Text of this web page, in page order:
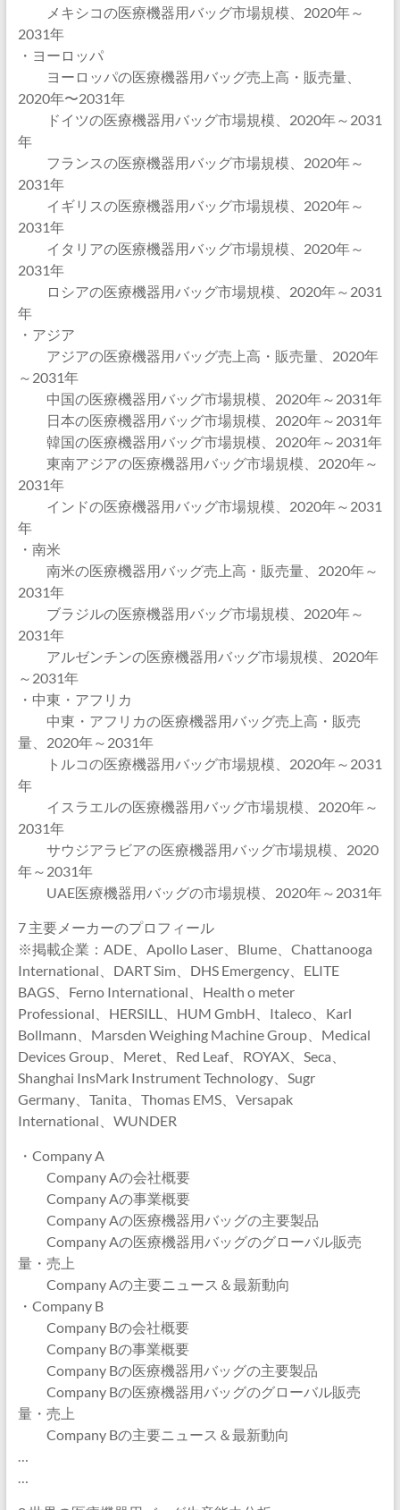
メキシコの医療機器用バッグ市場規模、2020年～
2031年
・ヨーロッパ
ヨーロッパの医療機器用バッグ売上高・販売量、
2020年〜2031年
ドイツの医療機器用バッグ市場規模、2020年～2031
年
フランスの医療機器用バッグ市場規模、2020年～
2031年
イギリスの医療機器用バッグ市場規模、2020年～
2031年
イタリアの医療機器用バッグ市場規模、2020年～
2031年
ロシアの医療機器用バッグ市場規模、2020年～2031
年
・アジア
アジアの医療機器用バッグ売上高・販売量、2020年
～2031年
中国の医療機器用バッグ市場規模、2020年～2031年
日本の医療機器用バッグ市場規模、2020年～2031年
韓国の医療機器用バッグ市場規模、2020年～2031年
東南アジアの医療機器用バッグ市場規模、2020年～
2031年
インドの医療機器用バッグ市場規模、2020年～2031
年
・南米
南米の医療機器用バッグ売上高・販売量、2020年～
2031年
ブラジルの医療機器用バッグ市場規模、2020年～
2031年
アルゼンチンの医療機器用バッグ市場規模、2020年
～2031年
・中東・アフリカ
中東・アフリカの医療機器用バッグ売上高・販売
量、2020年～2031年
トルコの医療機器用バッグ市場規模、2020年～2031
年
イスラエルの医療機器用バッグ市場規模、2020年～
2031年
サウジアラビアの医療機器用バッグ市場規模、2020
年～2031年
UAE医療機器用バッグの市場規模、2020年～2031年
7 主要メーカーのプロフィール
※掲載企業：ADE、Apollo Laser、Blume、Chattanooga
International、DART Sim、DHS Emergency、ELITE
BAGS、Ferno International、Health o meter
Professional、HERSILL、HUM GmbH、Italeco、Karl
Bollmann、Marsden Weighing Machine Group、Medical
Devices Group、Meret、Red Leaf、ROYAX、Seca、
Shanghai InsMark Instrument Technology、Sugr
Germany、Tanita、Thomas EMS、Versapak
International、WUNDER
・Company A
Company Aの会社概要
Company Aの事業概要
Company Aの医療機器用バッグの主要製品
Company Aの医療機器用バッグのグローバル販売
量・売上
Company Aの主要ニュース＆最新動向
・Company B
Company Bの会社概要
Company Bの事業概要
Company Bの医療機器用バッグの主要製品
Company Bの医療機器用バッグのグローバル販売
量・売上
Company Bの主要ニュース＆最新動向
…
…